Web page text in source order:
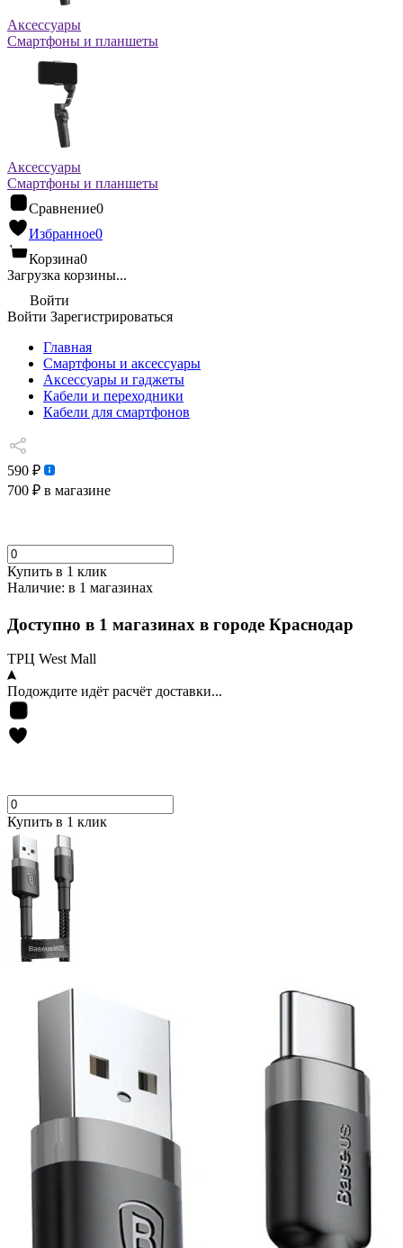
Аксессуары
Смартфоны и планшеты
Аксессуары
Смартфоны и планшеты
Сравнение0
Избранное0
Корзина0
Загрузка корзины...
Войти
Войти Зарегистрироваться
Главная
Смартфоны и аксессуары
Аксессуары и гаджеты
Кабели и переходники
Кабели для смартфонов
590 ₽
700 ₽ в магазине
Купить в 1 клик
Наличие: в 1 магазинах
Доступно в 1 магазинах в городе Краснодар
ТРЦ West Mall
Подождите идёт расчёт доставки...
Купить в 1 клик